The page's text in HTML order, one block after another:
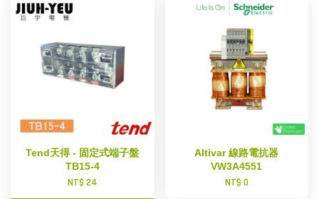
Tend天得 - 固定式端子盤
TB15-4
NT$ 24
Altivar 線路電抗器
VW3A4551
NT$ 0